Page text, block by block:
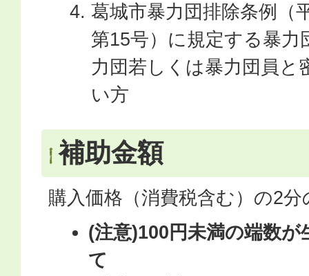
葛城市暴力団排除条例（
第15号）に規定する暴力
力団若しくは暴力団員と
い方
補助金額
購入価格（消費税含む）の2
(注意)100円未満の端数
て